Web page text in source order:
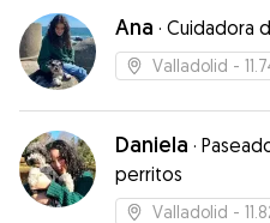
Ana · Cuidadora
Valladolid -
Daniela ·
perritos
Valladolid -